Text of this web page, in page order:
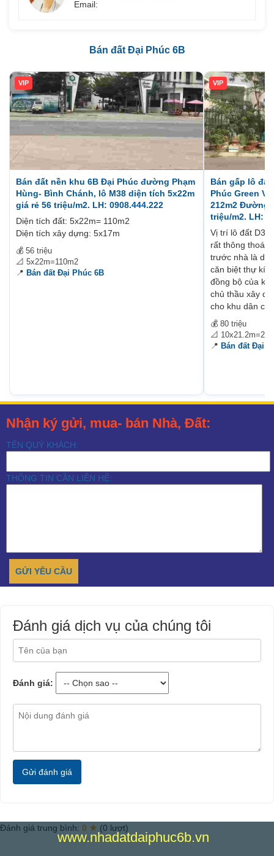
Email:
Bán đất Đại Phúc 6B
VIP
Bán đất nền khu 6B Đại Phúc đường Phạm
Hùng- Bình Chánh, lô M38 diện tích 5x22m
giá rẻ 56 triệu/m2. LH: 0908.444.222
Diện tích đất: 5x22m= 110m2
Diện tích xây dựng: 5x17m
💰 56 triệu
📐 5x22m=110m2
📍 Bán đất Đại Phúc 6B
VIP
Bán gấp lô
Phúc Green
212m2 Đường
triệu/m2. LH:
Vị trí lô đất
rất thông
trước nhà là
căn biệt thự
đồng bộ của
chủ thầu xây
cho khu dân cư
💰 80 triệu
📐
📍Bán đất Đại
Nhận ký gửi, mua- bán Nhà, Đất:
TÊN QUÝ KHÁCH:
THÔNG TIN CẦN LIÊN HỆ:
Đánh giá dịch vụ của chúng tôi
Đánh giá:
Gửi đánh giá
www.nhadatdaiphuc6b.vn
Đánh giá trung bình: 0 ★ (0 lượt)